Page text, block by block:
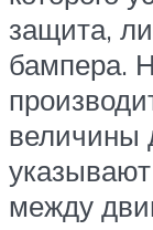
защита,
бампера.
величины
между